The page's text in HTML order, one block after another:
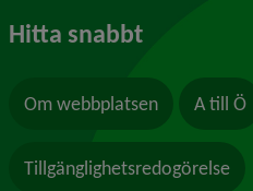
Hitta snabbt
Om webbplatsen A till Ö
Tillgänglighetsredogörelse